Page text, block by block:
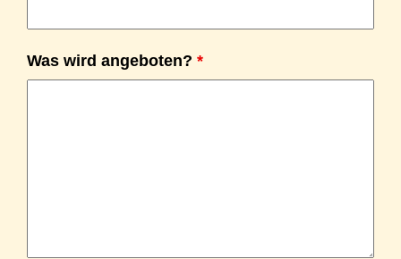
Was wird angeboten? *